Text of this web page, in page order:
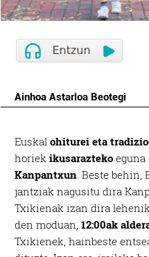
Ainhoa Astarloa Beotegi
Euskalohiturei eta
horiekikusarazteko eguna
Kanpantxun. Beste behin,
jantziak nagusitu dira
Txikienak izan dira
den moduan,12:00ak
Txikienek, hainbeste